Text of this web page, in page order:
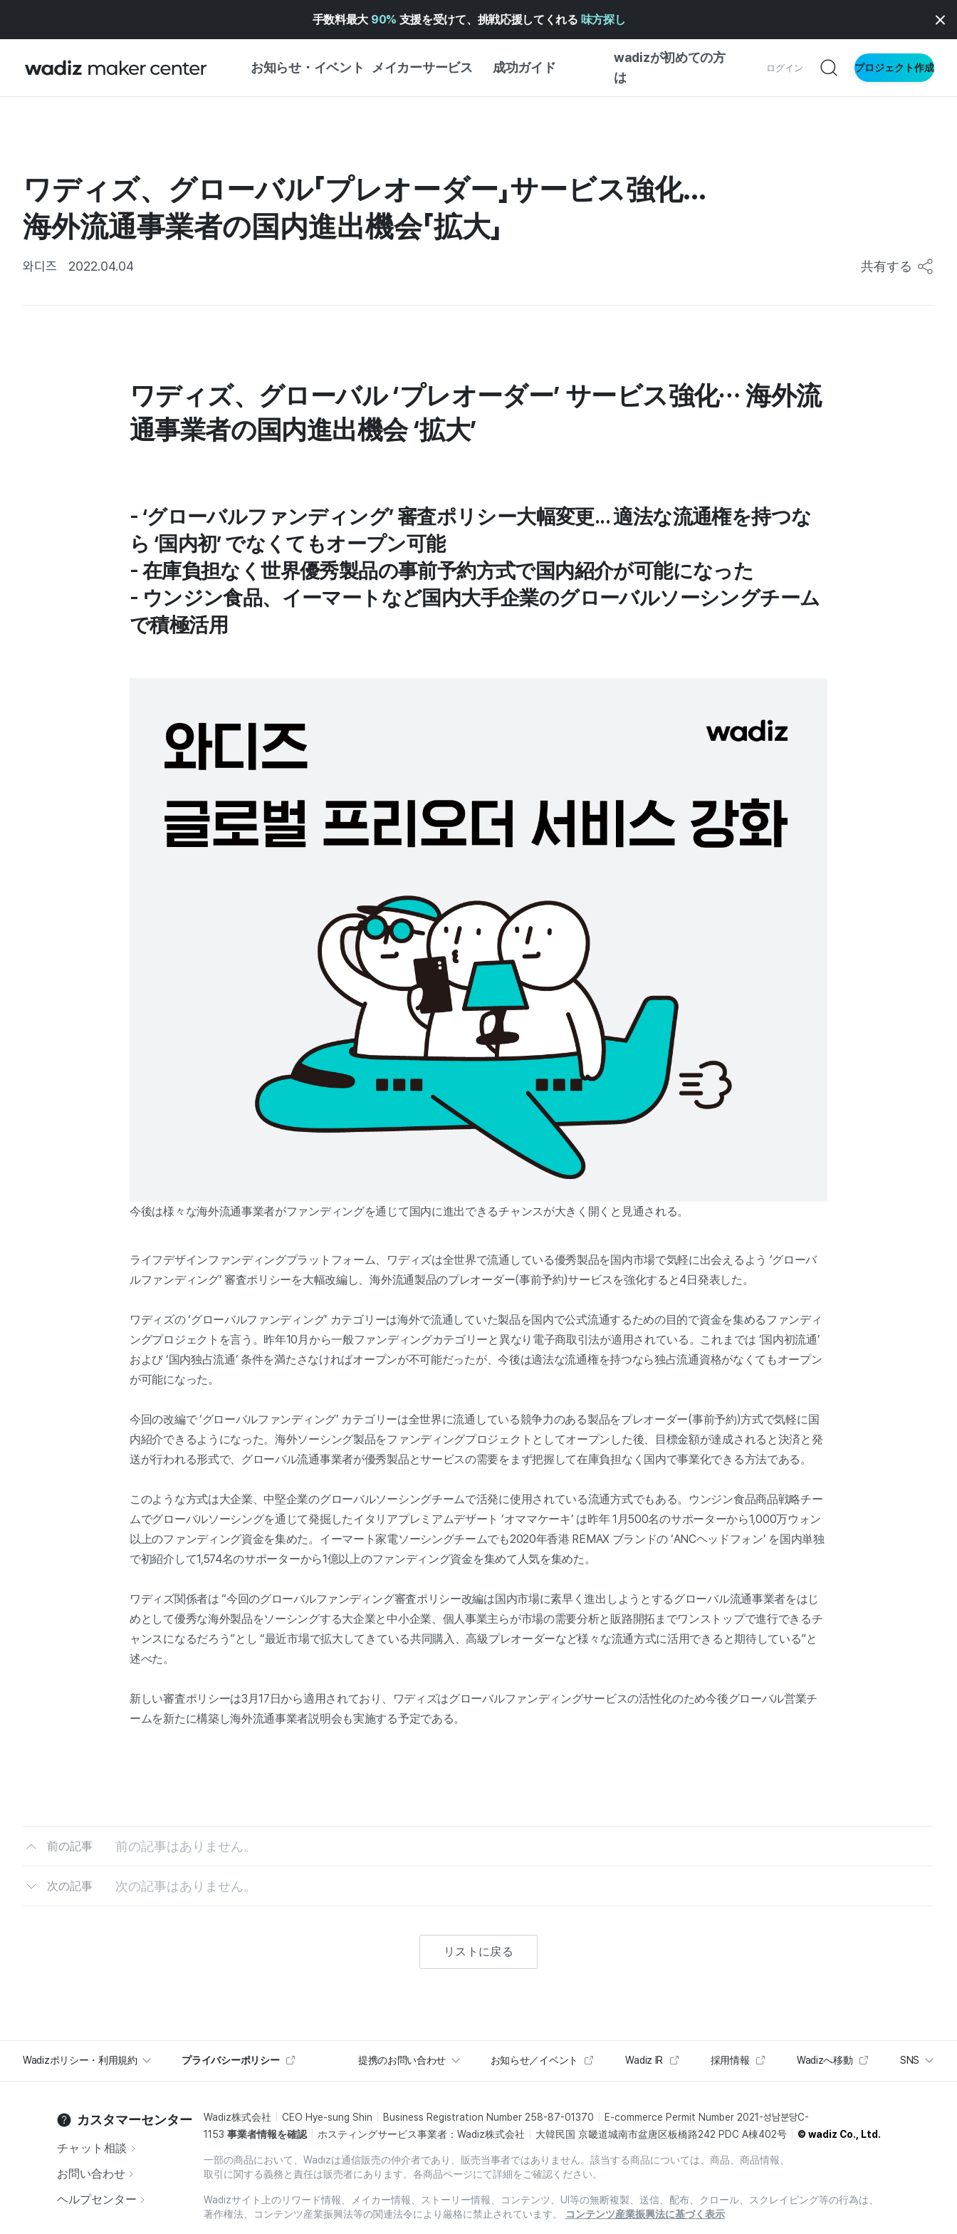
手数料最大 90% 支援を受けて、挑戦応援してくれる 味方探し
お知らせ・イベント メイカーサービス 成功ガイド
wadizが初めての方
は
ログイン プロジェクト作成
マイワディズ
重要なお知らせ
プレスリリース
企画展カレンダー
セキュリティセンター
ヘルプセンター ↗︎
WADIZアワード ↗︎
WADIZ・スクール
成功ストーリー
FOR GLOBAL MAKER
体験型
創作型
ワディズ、グローバル「プレオーダー」サービス強化...
海外流通事業者の国内進出機会「拡大」
와디즈 2022.04.04 共有する
ワディズ、グローバル ‘プレオーダー’ サービス強化… 海外流
通事業者の国内進出機会 ‘拡大’
- ‘グローバルファンディング’ 審査ポリシー大幅変更... 適法な流通権を持つな
ら ‘国内初’ でなくてもオープン可能
- 在庫負担なく世界優秀製品の事前予約方式で国内紹介が可能になった
- ウンジン食品、イーマートなど国内大手企業のグローバルソーシングチーム
で積極活用
今後は様々な海外流通事業者がファンディングを通じて国内に進出できるチャンスが大きく開くと見通される。
ライフデザインファンディングプラットフォーム、ワディズは全世界で流通している優秀製品を国内市場で気軽に出会えるよう ‘グローバ
ルファンディング’ 審査ポリシーを大幅改編し、海外流通製品のプレオーダー(事前予約)サービスを強化すると4日発表した。
ワディズの ‘グローバルファンディング’ カテゴリーは海外で流通していた製品を国内で公式流通するための目的で資金を集めるファンディ
ングプロジェクトを言う。昨年10月から一般ファンディングカテゴリーと異なり電子商取引法が適用されている。これまでは ‘国内初流通’
および ‘国内独占流通’ 条件を満たさなければオープンが不可能だったが、今後は適法な流通権を持つなら独占流通資格がなくてもオープン
が可能になった。
今回の改編で ‘グローバルファンディング’ カテゴリーは全世界に流通している競争力のある製品をプレオーダー(事前予約)方式で気軽に国
内紹介できるようになった。海外ソーシング製品をファンディングプロジェクトとしてオープンした後、目標金額が達成されると決済と発
送が行われる形式で、グローバル流通事業者が優秀製品とサービスの需要をまず把握して在庫負担なく国内で事業化できる方法である。
このような方式は大企業、中堅企業のグローバルソーシングチームで活発に使用されている流通方式でもある。ウンジン食品商品戦略チー
ムでグローバルソーシングを通じて発掘したイタリアプレミアムデザート ‘オママケーキ’ は昨年 1月500名のサポーターから1,000万ウォン
以上のファンディング資金を集めた。イーマート家電ソーシングチームでも2020年香港 REMAX ブランドの ‘ANCヘッドフォン’ を国内単独
で初紹介して1,574名のサポーターから1億以上のファンディング資金を集めて人気を集めた。
ワディズ関係者は “今回のグローバルファンディング審査ポリシー改編は国内市場に素早く進出しようとするグローバル流通事業者をはじ
めとして優秀な海外製品をソーシングする大企業と中小企業、個人事業主らが市場の需要分析と販路開拓までワンストップで進行できるチ
ャンスになるだろう”とし “最近市場で拡大してきている共同購入、高級プレオーダーなど様々な流通方式に活用できると期待している”と
述べた。
新しい審査ポリシーは3月17日から適用されており、ワディズはグローバルファンディングサービスの活性化のため今後グローバル営業チ
ームを新たに構築し海外流通事業者説明会も実施する予定である。
前の記事 前の記事はありません。
次の記事 次の記事はありません。
リストに戻る
Wadizポリシー・利用規約 プライバシーポリシー 提携のお問い合わせ お知らせ／イベント Wadiz IR 採用情報 Wadizへ移動 SNS
カスタマーセンター
チャット相談
お問い合わせ
ヘルプセンター
Wadiz株式会社 CEO Hye-sung Shin Business Registration Number 258-87-01370
E-commerce Permit Number 2021-성남분당C-
1153 事業者情報を確認 ホスティングサービス事業者：Wadiz株式会社 大韓民国 京畿道城南市盆唐区板橋路242 PDC A棟402号 © wadiz Co., Ltd.
一部の商品において、Wadizは通信販売の仲介者であり、販売当事者ではありません。該当する商品については、商品、商品情報、
取引に関する義務と責任は販売者にあります。各商品ページにて詳細をご確認ください。
Wadizサイト上のリワード情報、メイカー情報、ストーリー情報、コンテンツ、UI等の無断複製、送信、配布、クロール、スクレイピング等の行為は、
著作権法、コンテンツ産業振興法等の関連法令により厳格に禁止されています。
コンテンツ産業振興法に基づく表示